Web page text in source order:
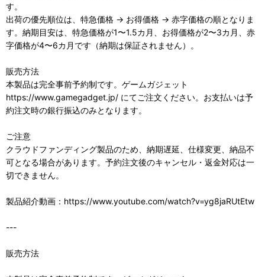
す。
出荷の優先順位は、特急価格 → お得価格 → 赤字価格の順となりま
す。納期目安は、特急価格が1〜1.5カ月、お得価格が2〜3カ月、赤
字価格が4〜6カ月です（納期は保証されません）。
販売方法
本製品は完全事前予約制です。ゲームガジェット
https://www.gamegadget.jp/ にてご注文ください。お支払いは予
約注文時の銀行振込のみとなります。
ご注意
クラウドファンディング製品のため、納期遅延、仕様変更、納品不
可となる場合があります。予約注文後のキャンセル・返金対応は一
切できません。
製品紹介動画：https://www.youtube.com/watch?v=yg8jaRUtEtw
---
販売方法